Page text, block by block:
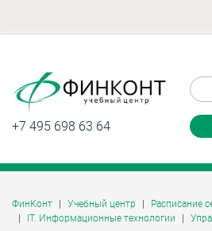
+7 495 698 63 64
ФинКонт Учебный центр
Расписание
IT. Информационные технологии
звонок
Даю согласие на